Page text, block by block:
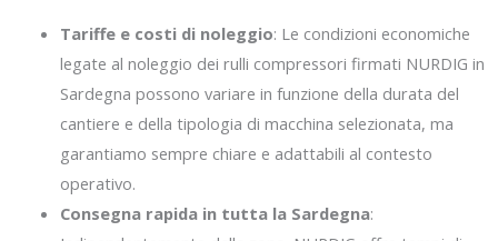
Tariffe e costi di noleggio: Le condizioni economiche
legate al noleggio dei rulli compressori firmati NURDIG in
Sardegna possono variare in funzione della durata del
cantiere e della tipologia di macchina selezionata, ma
garantiamo sempre chiare e adattabili al contesto
operativo.
Consegna rapida in tutta la Sardegna: